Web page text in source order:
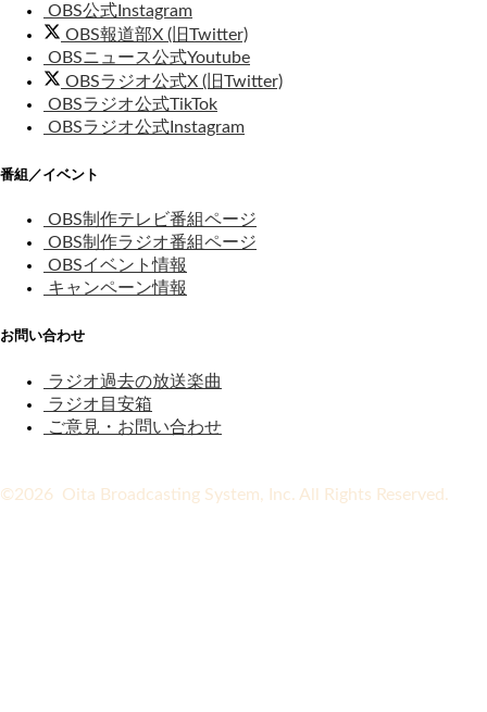
OBS公式Instagram
OBS報道部X (旧Twitter)
OBSニュース公式Youtube
OBSラジオ公式X (旧Twitter)
OBSラジオ公式TikTok
OBSラジオ公式Instagram
番組／イベント
OBS制作テレビ番組ページ
OBS制作ラジオ番組ページ
OBSイベント情報
キャンペーン情報
お問い合わせ
ラジオ過去の放送楽曲
ラジオ目安箱
ご意見・お問い合わせ
©2026 Oita Broadcasting System, Inc. All Rights Reserved.